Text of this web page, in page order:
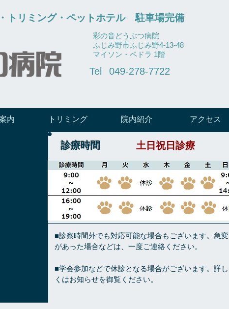
彩の音どうぶつ病院
ふじみ野市ふじみ野4-13-48
​マイソン・ペドラ 1階
Tel 049-278-7722
トリミング・ペットホテル​ 駐車場完備
内 トリミング 院内紹介 アクセス
診療時間 土日祝日診療
■診察時間外でも対応可能な場合もございます。急変
があった場合などは、一度ご連絡ください。
■学会参加などで休診となる場合がございます。詳し
くはお知らせを御覧ください。